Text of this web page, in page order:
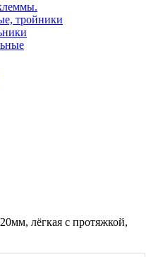
тройники
лёгкая с протяжкой,